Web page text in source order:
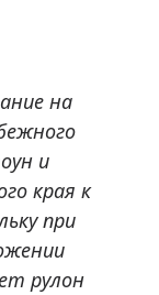
на
и
края к
при
рулон